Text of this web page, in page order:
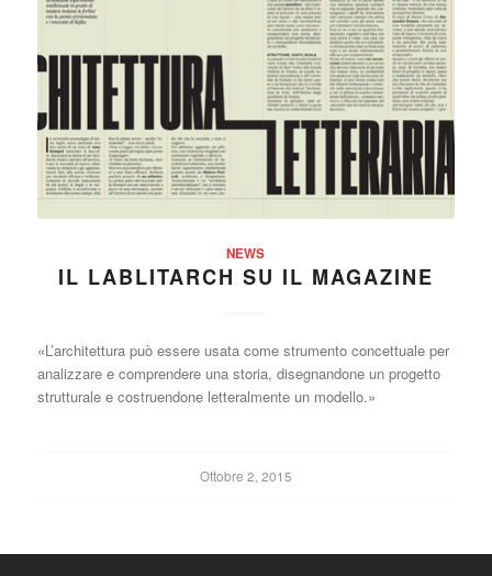
NEWS
IL LABLITARCH SU IL MAGAZINE
«L’architettura può essere usata come strumento concettuale per
analizzare e comprendere una storia, disegnandone un progetto
strutturale e costruendone letteralmente un modello.»
Ottobre 2, 2015